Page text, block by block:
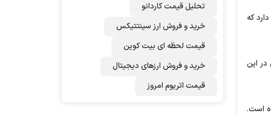
که
در این
است.
تحلیل قیمت کاردانو
خرید و فروش ارز سینتتیکس
قیمت لحظه ای بیت کوین
خرید و فروش ارزهای دیجیتال
قیمت اتریوم امروز